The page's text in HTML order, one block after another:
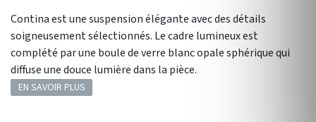
Contina est une suspension élégante avec des détails
soigneusement sélectionnés. Le cadre lumineux est
complété par une boule de verre blanc opale sphérique qui
diffuse une douce lumière dans la pièce.
EN SAVOIR PLUS